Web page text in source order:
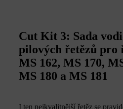
Cut Kit 3: Sada
pilových řetězů pro
MS 162, MS 170,
MS 180 a MS 181
I ten nejkvalitnější řetěz se